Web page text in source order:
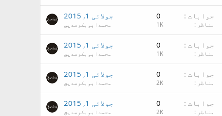
جوابات 0
مناظر 1K
جولائی 1, 2015
محمدابوبکرصدیق
جوابات 0
مناظر 1K
جولائی 1, 2015
محمدابوبکرصدیق
جوابات 0
مناظر 2K
جولائی 1, 2015
محمدابوبکرصدیق
جوابات 0
مناظر 2K
جولائی 1, 2015
محمدابوبکرصدیق